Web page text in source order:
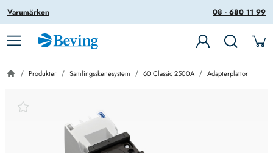
08 - 680 11 99
Varumärken
Produkter Samlingsskenesystem 60 Classic 2500A Adapterplattor